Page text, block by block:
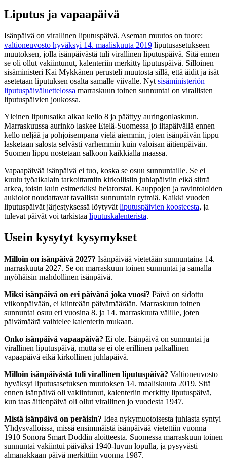
Liputus ja vapaapäivä
Isänpäivä on virallinen liputuspäivä. Aseman muutos on tuore:
valtioneuvosto hyväksyi 14. maaliskuuta 2019 liputusasetukseen
muutoksen, jolla isänpäivästä tuli virallinen liputuspäivä. Sitä ennen
se oli ollut vakiintunut, kalenteriin merkitty liputuspäivä. Silloinen
sisäministeri Kai Mykkänen perusteli muutosta sillä, että äidit ja isät
asetetaan liputuksen osalta samalle viivalle. Nyt sisäministeriön
liputuspäiväluettelossa marraskuun toinen sunnuntai on virallisten
liputuspäivien joukossa.
Yleinen liputusaika alkaa kello 8 ja päättyy auringonlaskuun.
Marraskuussa aurinko laskee Etelä-Suomessa jo iltapäivällä ennen
kello neljää ja pohjoisempana vielä aiemmin, joten isänpäivän lippu
lasketaan salosta selvästi varhemmin kuin valoisan äitienpäivän.
Suomen lippu nostetaan salkoon kaikkialla maassa.
Vapaapäivää isänpäivä ei tuo, koska se osuu sunnuntaille. Se ei
kuulu työaikalain tarkoittamiin kirkollisiin juhlapäiviin eikä siirrä
arkea, toisin kuin esimerkiksi helatorstai. Kauppojen ja ravintoloiden
aukiolot noudattavat tavallista sunnuntain rytmiä. Kaikki vuoden
liputuspäivät järjestyksessä löytyvät liputuspäivien koosteesta, ja
tulevat päivät voi tarkistaa liputuskalenterista.
Usein kysytyt kysymykset
Milloin on isänpäivä 2027? Isänpäivää vietetään sunnuntaina 14.
marraskuuta 2027. Se on marraskuun toinen sunnuntai ja samalla
myöhäisin mahdollinen isänpäivä.
Miksi isänpäivä on eri päivänä joka vuosi? Päivä on sidottu
viikonpäivään, ei kiinteään päivämäärään. Marraskuun toinen
sunnuntai osuu eri vuosina 8. ja 14. marraskuuta välille, joten
päivämäärä vaihtelee kalenterin mukaan.
Onko isänpäivä vapaapäivä? Ei ole. Isänpäivä on sunnuntai ja
virallinen liputuspäivä, mutta se ei ole erillinen palkallinen
vapaapäivä eikä kirkollinen juhlapäivä.
Milloin isänpäivästä tuli virallinen liputuspäivä? Valtioneuvosto
hyväksyi liputusasetuksen muutoksen 14. maaliskuuta 2019. Sitä
ennen isänpäivä oli vakiintunut, kalenteriin merkitty liputuspäivä,
kun taas äitienpäivä oli ollut virallinen jo vuodesta 1947.
Mistä isänpäivä on peräisin? Idea nykymuotoisesta juhlasta syntyi
Yhdysvalloissa, missä ensimmäistä isänpäivää vietettiin vuonna
1910 Sonora Smart Doddin aloitteesta. Suomessa marraskuun toinen
sunnuntai vakiintui päiväksi 1940-luvun lopulla, ja pysyvästi
almanakkaan päivä merkittiin vuonna 1987.